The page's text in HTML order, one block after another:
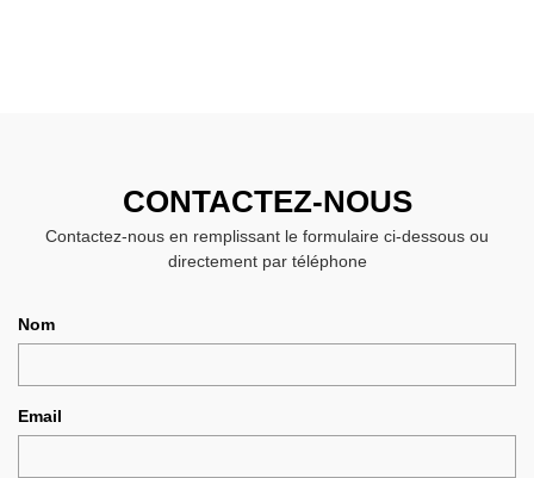
CONTACTEZ-NOUS
Contactez-nous en remplissant le formulaire ci-dessous ou
directement par téléphone
Nom
Email